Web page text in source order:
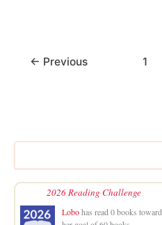
← Previous 1
2026 Reading Challenge
Lobohas read 0 books toward